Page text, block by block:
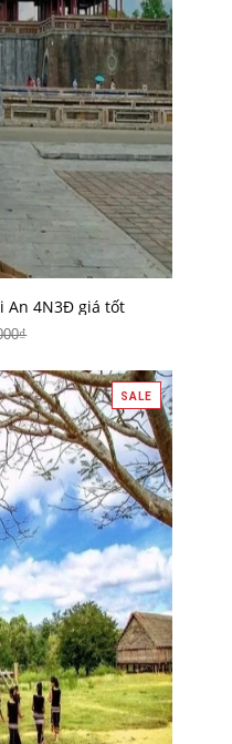
An 4N3Đ giá tốt
SALE